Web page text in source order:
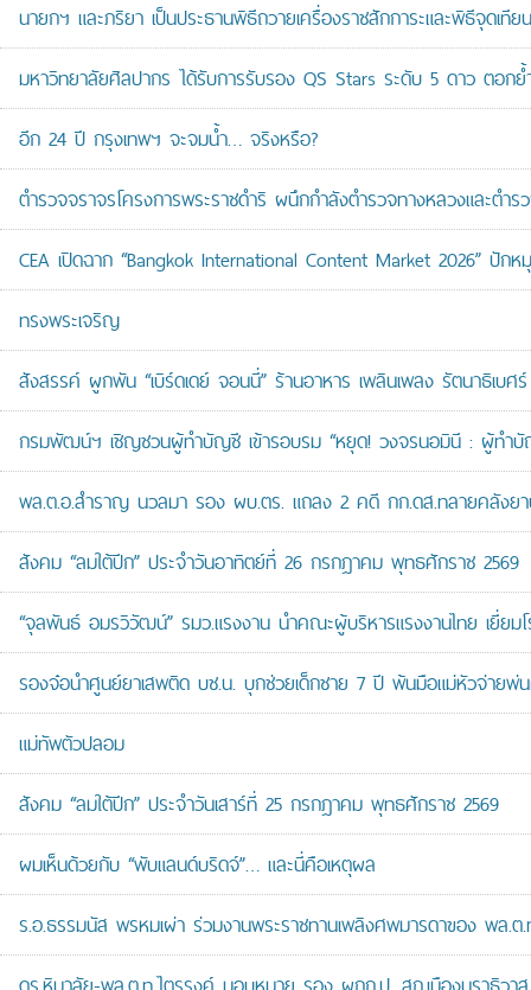
นายกฯ และภริยา เป็นประธานพิธีถวายเครื่องราชสักการะและพิธีจุดเ
มหาวิทยาลัยศิลปากร ได้รับการรับรอง QS Stars ระดับ 5 ดาว ตอก
อีก 24 ปี กรุงเทพฯ จะจมน้ำ… จริงหรือ?
ตำรวจจราจรโครงการพระราชดำริ ผนึกกำลังตำรวจทางหลวงและตำ
CEA เปิดฉาก “Bangkok International Content Market 2026” ปั
ทรงพระเจริญ
สังสรรค์ ผูกพัน “เบิร์ดเดย์ จอนนี่” ร้านอาหาร เพลินเพลง รัตนาธิเบศ
กรมพัฒน์ฯ เชิญชวนผู้ทำบัญชี เข้ารอบรม “หยุด! วงจรนอมินี : ผู้ทำ
พล.ต.อ.สำราญ นวลมา รอง ผบ.ตร. แถลง 2 คดี กก.ดส.ทลายคลังย
สังคม “ลมใต้ปีก” ประจำวันอาทิตย์ที่ 26 กรกฎาคม พุทธศักราช 2569
“จุลพันธ์ อมรวิวัฒน์” รมว.แรงงาน นำคณะผู้บริหารแรงงานไทย เยี่ยม
รองจ๋อนำศูนย์ยาเสพติด บช.น. บุกช่วยเด็กชาย 7 ปี พ้นมือแม่หัวจ่ายพ่น
แม่ทัพตัวปลอม
สังคม “ลมใต้ปีก” ประจำวันเสาร์ที่ 25 กรกฎาคม พุทธศักราช 2569
ผมเห็นด้วยกับ “พับแลนด์บริดจ์”… และนี่คือเหตุผล
ร.อ.ธรรมนัส พรหมเผ่า ร่วมงานพระราชทานเพลิงศพมารดาของ พล.